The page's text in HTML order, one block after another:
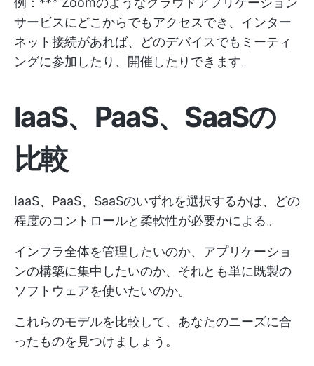
サービスにどこからでもアクセスでき、インター
ネット接続があれば、どのデバイスでもミーティ
ングに参加したり、開催したりできます。
IaaS、PaaS、SaaSの
比較
IaaS、PaaS、SaaSのいずれを選択するかは、どの
程度のコントロールと柔軟性が必要かによる。
インフラ全体を管理したいのか、アプリケーショ
ンの構築に集中したいのか、それとも単に既製の
ソフトウェアを使いたいのか。
これらのモデルを比較して、あなたのニーズに合
ったものを見つけましょう。